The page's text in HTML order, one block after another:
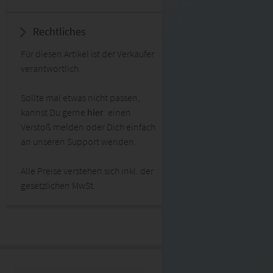
Rechtliches
Für diesen Artikel ist der Verkäufer
verantwortlich.
Sollte mal etwas nicht passen,
kannst Du gerne hier einen
Verstoß melden oder Dich einfach
an unseren Support wenden.
Alle Preise verstehen sich inkl. der
gesetzlichen MwSt.